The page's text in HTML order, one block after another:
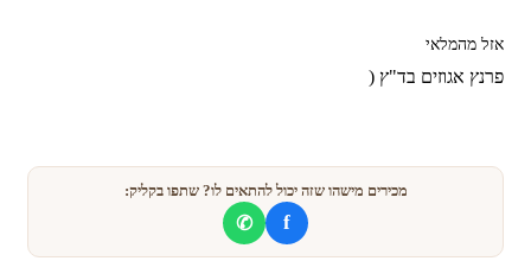
אזל מהמלאי
פרנץ אגוזים בד"ץ (
מכירים מישהו שזה יכול להתאים לו? שתפו בקליק:
✆